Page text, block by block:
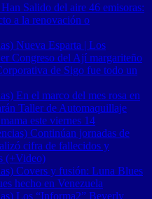
Salido del aire 46 emisoras:
a la renovación o
Nueva Esparta | Los
Congreso del Ají margariteño
de Sigo fue todo un
En el marco del mes rosa en
Taller de Automaquillaje
este viernes 14
Continúan jornadas de
cifra de fallecidos y
(+Video)
Covers y fusión: Luna Blues
hecho en Venezuela
Los “Informa2” Beverly